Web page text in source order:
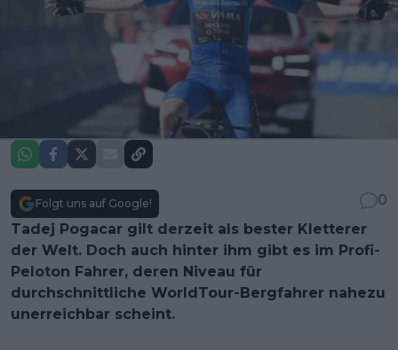
Folgt uns auf Google!
0
Tadej Pogacar gilt derzeit als bester Kletterer
der Welt. Doch auch hinter ihm gibt es im Profi-
Peloton Fahrer, deren Niveau für
durchschnittliche WorldTour-Bergfahrer nahezu
unerreichbar scheint.